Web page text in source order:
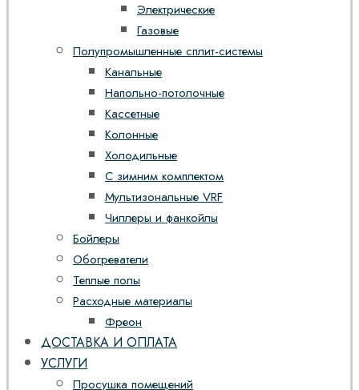
Электрические
Газовые
Полупромышленные сплит-системы
Канальные
Напольно-потолочные
Кассетные
Колонные
Холодильные
С зимним комплектом
Мультизональные VRF
Чиллеры и фанкойлы
Бойлеры
Обогреватели
Теплые полы
Расходные материалы
Фреон
ДОСТАВКА И ОПЛАТА
УСЛУГИ
Просушка помещений